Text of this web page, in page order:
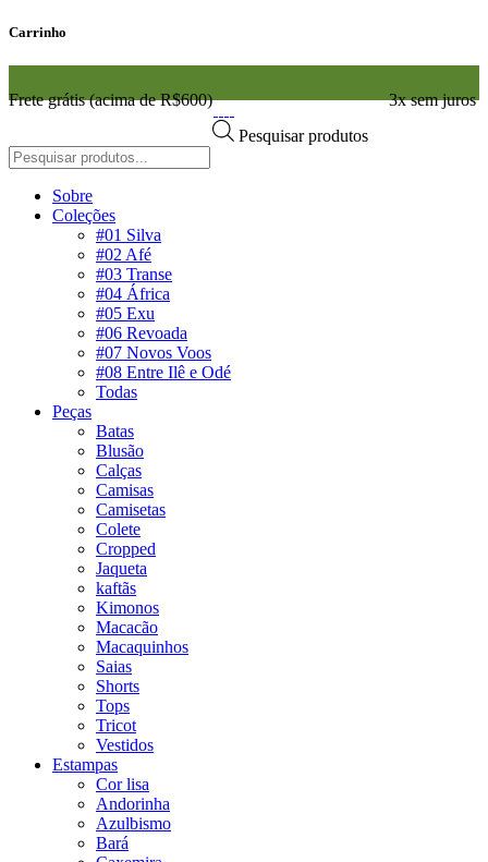
Carrinho
Frete grátis (acima de R$600)
3x sem juros
Pesquisar produtos
Sobre
Coleções
#01 Silva
#02 Afé
#03 Transe
#04 África
#05 Exu
#06 Revoada
#07 Novos Voos
#08 Entre Ilê e Odé
Todas
Peças
Batas
Blusão
Calças
Camisas
Camisetas
Colete
Cropped
Jaqueta
kaftãs
Kimonos
Macacão
Macaquinhos
Saias
Shorts
Tops
Tricot
Vestidos
Estampas
Cor lisa
Andorinha
Azulbismo
Bará